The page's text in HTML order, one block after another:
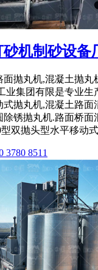
砂机制砂设备
面抛丸机,混凝土抛丸
业集团有限是专业生
式抛丸机,混凝土路面
除锈抛丸机.路面桥面
双抛头型水平移动
3780 8511